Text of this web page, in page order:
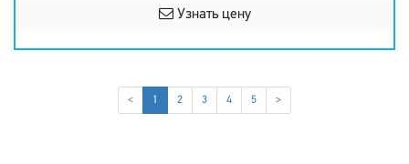
Узнать цену
< 1 (current)
2 3 4 5 >